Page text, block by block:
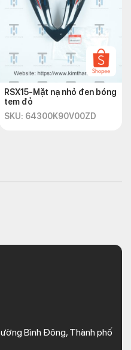
RSX15-Mặt nạ nhỏ đen bóng
tem đỏ
SKU: 64300K90V00ZD
Bình Đông, Thành phố